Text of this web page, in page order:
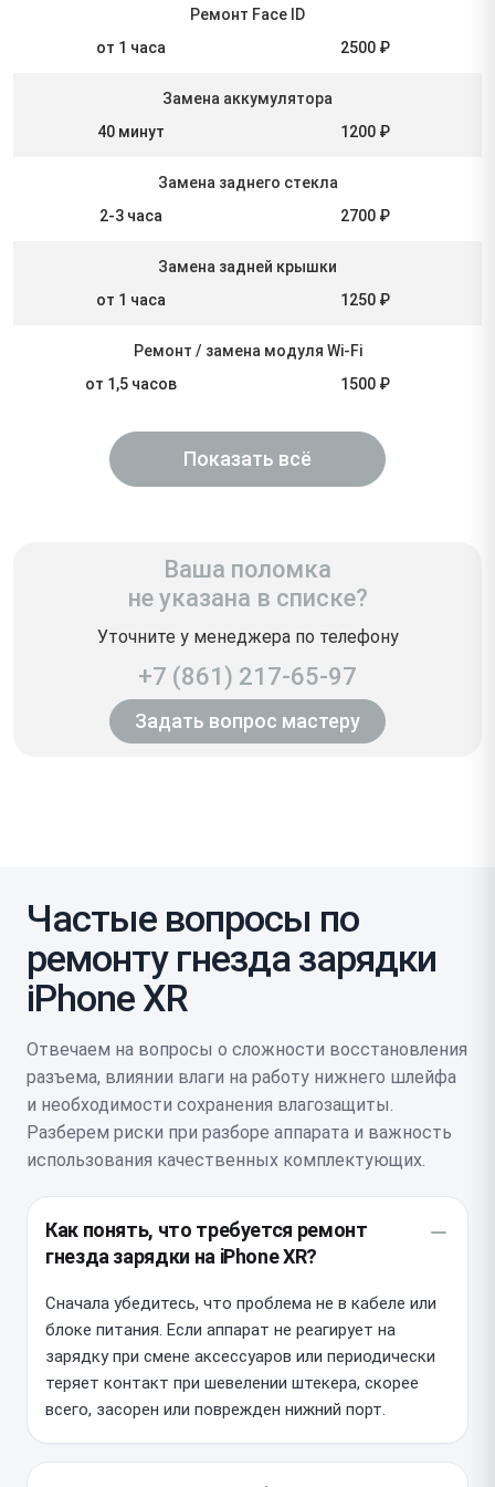
Ремонт Face ID
от 1 часа
2500 ₽
Замена аккумулятора
40 минут
1200 ₽
Замена заднего стекла
2-3 часа
2700 ₽
Замена задней крышки
от 1 часа
1250 ₽
Ремонт / замена модуля Wi-Fi
от 1,5 часов
1500 ₽
Показать всё
Ваша поломка
не указана в списке?
Уточните у менеджера по телефону
+7 (861) 217-65-97
Задать вопрос мастеру
Частые вопросы по
ремонту гнезда зарядки
iPhone XR
Отвечаем на вопросы о сложности восстановления
разъема, влиянии влаги на работу нижнего шлейфа
и необходимости сохранения влагозащиты.
Разберем риски при разборе аппарата и важность
использования качественных комплектующих.
Как понять, что требуется ремонт
гнезда зарядки на iPhone XR?
Сначала убедитесь, что проблема не в кабеле или
блоке питания. Если аппарат не реагирует на
зарядку при смене аксессуаров или периодически
теряет контакт при шевелении штекера, скорее
всего, засорен или поврежден нижний порт.